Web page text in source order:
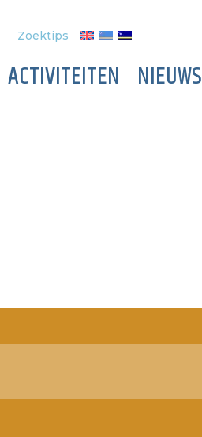
Zoektips
ACTIVITEITEN NIEUWS